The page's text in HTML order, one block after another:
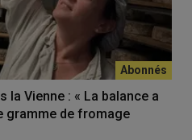
la Vienne : « La balance a
gramme de fromage